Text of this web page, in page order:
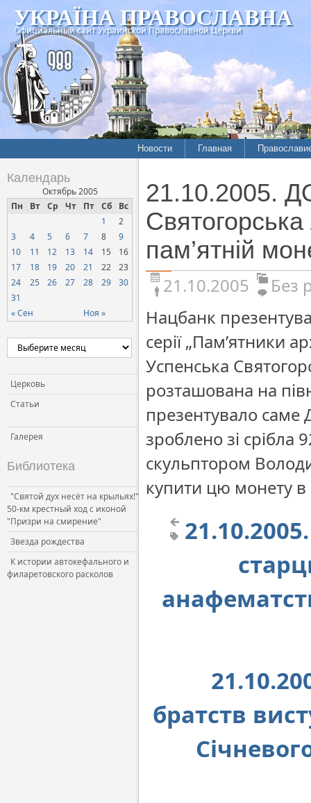
УКРАЇНА ПРАВОСЛАВНА
Официальный сайт Украинской Православной Церкви
Новости Главная
Календарь
Октябрь 2005
Пн
Вт Ср Чт Пт Сб Вс
« Сен Ноя »
1
2
3
4 5 6 7 8
9
10
11 12 13 14 15
16
17
18 19 20 21 22
23
24
25 26 27 28 29
30
31
Церковь
Статьи
Галерея
Библиотека
"Святой дух несёт на крыльях!"
50-км крестный ход с иконой
"Призри на смирение"
Звезда рождества
К истории автокефального и
филаретовского расколов
21.10.2005.
пам’ятній
21.10.2005
Без
Нацбанк
серії „Пам’ятники
Успенська
розташована на
презентувало саме
зроблено зі
скульптором
купити цю монету
братств